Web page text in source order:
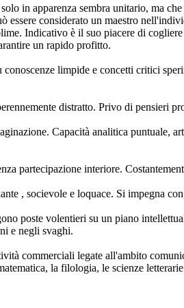
in apparenza sembra unitario, ma
considerato un maestro
Indicativo è il suo piacere di
un rapido profitto.
limpide e concetti critici
distratto. Privo di pensieri
Capacità analitica puntuale,
partecipazione interiore.
, socievole e loquace. Si impegna con
poste volentieri su un piano
e negli svaghi.
commerciali legate all'ambito
la filologia, le scienze